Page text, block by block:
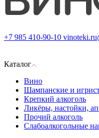
+7 985 410-90-10
Каталог
Вино
Шампанские и
Крепкий алкоголь
Ликёры, настойки,
Прочий алкоголь
Слабоалкогольные